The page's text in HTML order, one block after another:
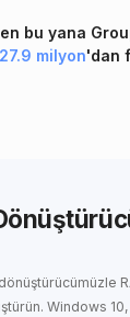
bu yana
27.9 milyon'dan
Windows